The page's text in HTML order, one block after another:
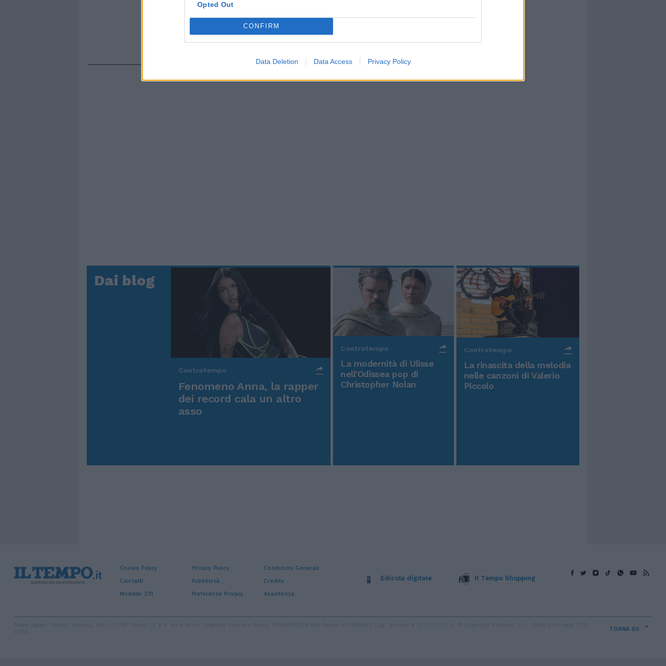
Opted Out
CONFIRM
Data Deletion Data Access Privacy Policy
Dai blog
Controtempo
Fenomeno Anna, la rapper
dei record cala un altro
asso
Controtempo
La modernità di Ulisse
nell'Odissea pop di
Christopher Nolan
Controtempo
La rinascita della melodia
nelle canzoni di Valerio
Piccolo
Cookie Policy Privacy Policy
Condizioni Generali
Contatti
Pubblicità
Credits
Modello 231
Preferenze Privacy Assistenza
Edicola digitale Il Tempo Shopping
TORNA SU